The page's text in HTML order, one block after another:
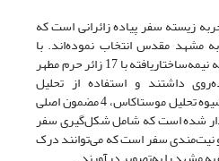
زیسته سفر پیاده زائرانی است که
مشهد مقدس انتخاب نموده‌اند. با
استفاده از روش کیفی و مصاحبه نیمه‌ساختاریافته با 17 زائر حرم مطهر
داشتند و استفاده از تحلیل
پدیدارشناسی و بهره‌مندی از شیوه تحلیل موستاکاس، 4 مضمون اصلی
شده است که شامل شکل‌گیری سفر
و نیت‌مندی سفر است که می‌توانند درک